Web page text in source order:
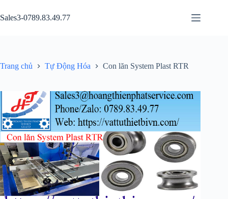
đến
phần
Sales3-0789.83.49.77
Trang chủ Tự Động Hóa Con lăn System Plast RTR